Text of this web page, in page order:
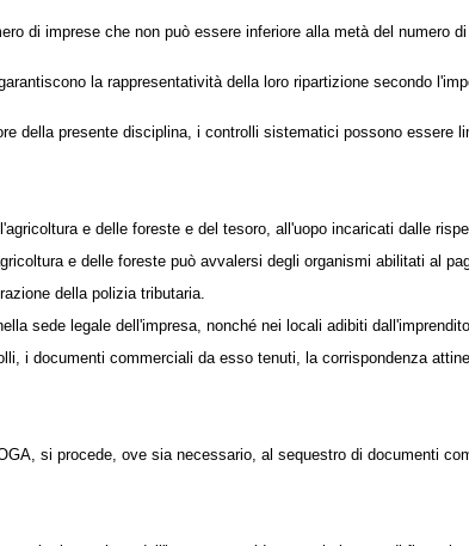
di imprese che non può essere inferiore alla metà del numero
la rappresentatività della loro ripartizione secondo
presente disciplina, i controlli sistematici possono essere
e delle foreste e del tesoro, all'uopo incaricati dalle
e delle foreste può avvalersi degli organismi abilitati al
della polizia tributaria.
sede legale dell'impresa, nonché nei locali adibiti
i documenti commerciali da esso tenuti, la corrispondenza
si procede, ove sia necessario, al sequestro di documenti